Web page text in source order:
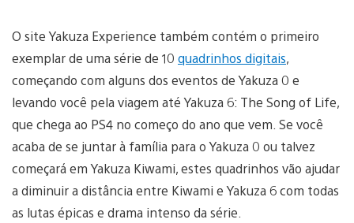
O site Yakuza Experience também contém o primeiro
exemplar de uma série de 10 quadrinhos digitais,
começando com alguns dos eventos de Yakuza 0 e
levando você pela viagem até Yakuza 6: The Song of Life,
que chega ao PS4 no começo do ano que vem. Se você
acaba de se juntar à família para o Yakuza 0 ou talvez
começará em Yakuza Kiwami, estes quadrinhos vão ajudar
a diminuir a distância entre Kiwami e Yakuza 6 com todas
as lutas épicas e drama intenso da série.